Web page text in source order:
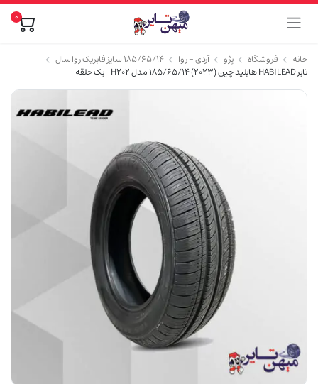
0
خانه فروشگاه پژو آردی - روا
۱۸۵/۶۵/۱۴ سایز فابریک روا سال
تایر HABILEAD هابلید چین (2023) 185/65/14 مدل H202 – یک حلقه